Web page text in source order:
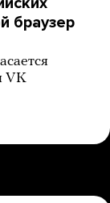
браузер
VK